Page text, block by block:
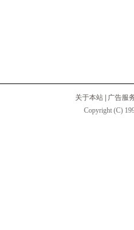
关于本站
广告服
Copyright (C)